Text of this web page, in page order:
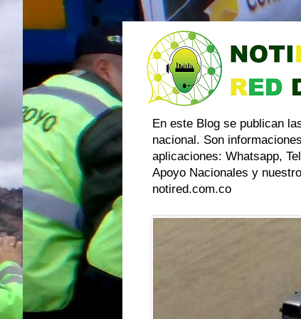
En este Blog se publican
nacional. Son
aplicaciones: Whatsapp,
Apoyo Nacionales y
notired.com.co